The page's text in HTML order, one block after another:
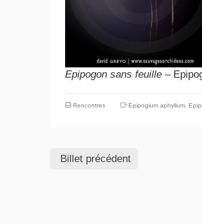
Epipogon sans feuille –
Rencontres Epipogium aphyllum ,
Billet précédent